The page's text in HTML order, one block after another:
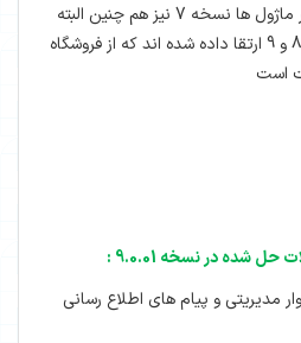
مشکلی اجرا می شوند . و اکثر ماژول ها نسخه 7 نیز هم چنین البته
مواردی هستند که به نسخه 8 و 9 ارتقا داده شده اند که از فروشگاه
است
شده در نسخه 9.0.01 :
مدیریتی و پیام های اطلاع رسانی